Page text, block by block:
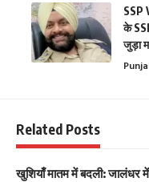
SSP
के
जुड़ा
Related Posts
खुशियाँ मातम में बदली: जालंधर